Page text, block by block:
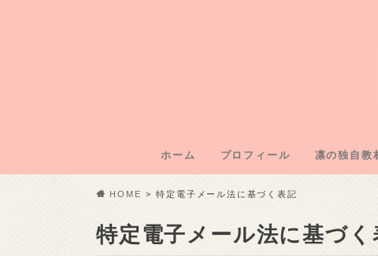
ホーム プロフィール 凛の独自教
HOME 特定電子メール法に基づく表記
特定電子メール法に基づく